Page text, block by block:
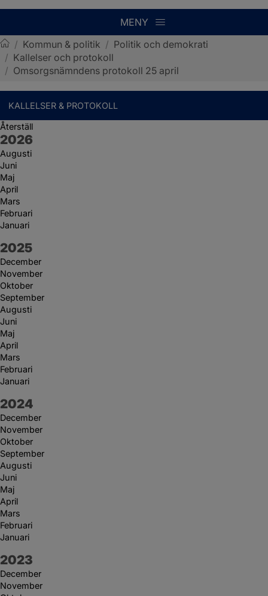
MENY
Sotenäs kommun
/ Kommun & politik / Politik och demokrati
/ Kallelser och protokoll
/ Omsorgsnämndens protokoll 25 april
KALLELSER & PROTOKOLL
Återställ
År:
2026
Augusti
Juni
Maj
April
Mars
Februari
Januari
År:
2025
December
November
Oktober
September
Augusti
Juni
Maj
April
Mars
Februari
Januari
År:
2024
December
November
Oktober
September
Augusti
Juni
Maj
April
Mars
Februari
Januari
År:
2023
December
November